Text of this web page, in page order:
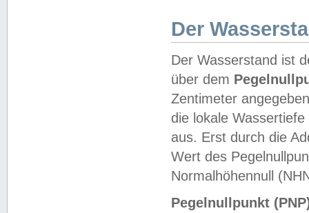
Der
Der Wasserstand ist
über dem
Zentimeter
die lokale
aus. Erst durch die
Wert des
Normalhöhennull
Pegelnullpunkt